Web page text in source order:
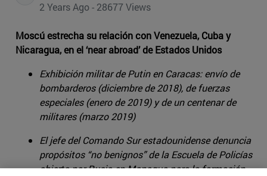
2 Years Ago - 28677 Views
Moscú estrecha su relación con Venezuela, Cuba y
Nicaragua, en el ‘near abroad’ de Estados Unidos
Exhibición militar de Putin en Caracas: envío de
bombarderos (diciembre de 2018), de fuerzas
especiales (enero de 2019) y de un centenar de
militares (marzo 2019)
El jefe del Comando Sur estadounidense denuncia
propósitos “no benignos” de la Escuela de Policías
abierta por Rusia en Managua para la formación